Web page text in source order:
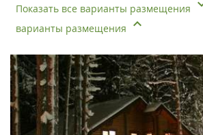
Показать все варианты размещения
варианты размещения